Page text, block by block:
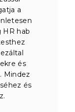
a
HR hab
és
Mindez
és